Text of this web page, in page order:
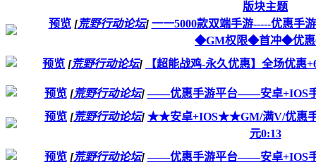
版块主题
预览 [荒野行动论坛] 一一5000款双端手游-----优惠
◆GM权限◆首冲◆优惠
预览 [荒野行动论坛] 【超能战鸡-永久优惠】全场优惠
预览 [荒野行动论坛] ——优惠手游平台——安卓+IOS
预览 [荒野行动论坛] ★★安卓+IOS★★GM/满V/优惠
元0:13
预览 [荒野行动论坛] ——优惠手游平台——安卓+IOS